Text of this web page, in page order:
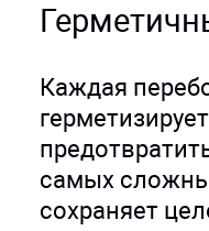
Каждая
самых
сохраняет